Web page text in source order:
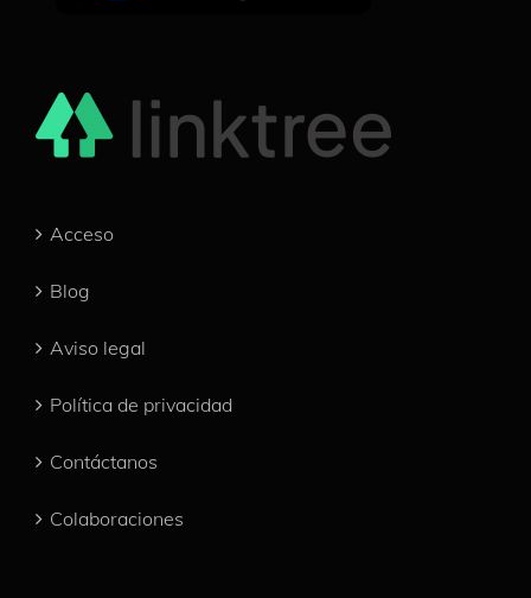
Acceso
Blog
Aviso legal
Política de privacidad
Contáctanos
Colaboraciones